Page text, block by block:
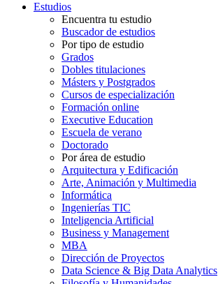
Estudios
Encuentra tu estudio
Buscador de estudios
Por tipo de estudio
Grados
Dobles titulaciones
Másters y Postgrados
Cursos de especialización
Formación online
Executive Education
Escuela de verano
Doctorado
Por área de estudio
Arquitectura y Edificación
Arte, Animación y Multimedia
Informática
Ingenierías TIC
Inteligencia Artificial
Business y Management
MBA
Dirección de Proyectos
Data Science & Big Data Analytics